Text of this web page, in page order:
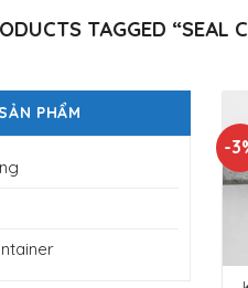
TAGGED “SEAL
PHẨM
-